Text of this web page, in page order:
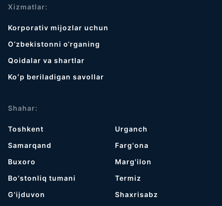
Xizmatlar:
Korporativ mijozlar uchun
O‘zbekistonni o‘rganing
Qoidalar va shartlar
Koʻp beriladigan savollar
Shahar:
Toshkent
Samarqand
Buxoro
Bo'stonliq tumani
G'ijduvon
Urganch
Farg'ona
Marg'ilon
Termiz
Shaxrisabz